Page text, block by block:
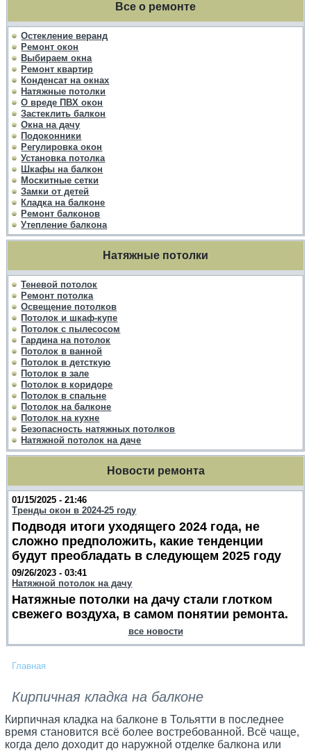
Все о ремонте
Остекление веранд
Ремонт окон
Выбираем окна
Ремонт квартир
Конденсат на окнах
Натяжные потолки
О вреде ПВХ окон
Застеклить балкон
Окна на дачу
Подоконники
Регулировка окон
Установка потолка
Шкафы на балкон
Москитные сетки
Замки от детей
Кладка на балконе
Ремонт балконов
Утепление балкона
Натяжные потолки
Теневой потолок
Ремонт потолка
Освещение потолков
Потолок и шкаф-купе
Потолок с пылесосом
Гардина на потолок
Потолок в ванной
Потолок в детсткую
Потолок в зале
Потолок в коридоре
Потолок в спальне
Потолок на балконе
Потолок на кухне
Безопасность натяжных потолков
Натяжной потолок на даче
Новости ремонта
01/15/2025 - 21:46
Тренды окон в 2024-25 году
Подводя итоги уходящего 2024 года, не
сложно предположить, какие тенденции
будут преобладать в следующем 2025 году
09/26/2023 - 03:41
Натяжной потолок на дачу
Натяжные потолки на дачу стали глотком
свежего воздуха, в самом понятии ремонта.
все новости
Главная
Кирпичная кладка на балконе
Кирпичная кладка на балконе в Тольятти в последнее
время становится всё более востребованной. Всё чаще,
когда дело доходит до наружной отделке балкона или